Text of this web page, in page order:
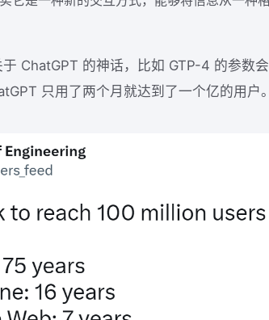
ChatGPT 的神话，比如 GTP-4 的参数
只用了两个月就达到了一个亿的用户。